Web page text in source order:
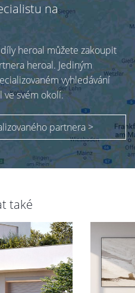
na
heroal můžete zakoupit
heroal. Jediným
vyhledávání
svém okolí.
partnera >
také